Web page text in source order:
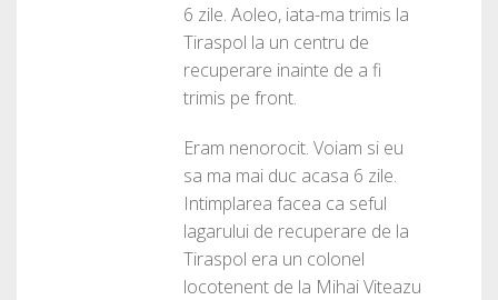
6 zile. Aoleo, iata-ma trimis la
Tiraspol la un centru de
recuperare inainte de a fi
trimis pe front.
Eram nenorocit. Voiam si eu
sa ma mai duc acasa 6 zile.
Intimplarea facea ca seful
lagarului de recuperare de la
Tiraspol era un colonel
locotenent de la Mihai Viteazu